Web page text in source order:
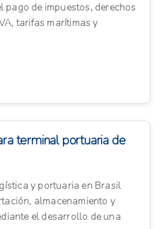
de impuestos, derechos
tarifas marítimas y
terminal portuaria de
y portuaria en Brasil
almacenamiento y
el desarrollo de una